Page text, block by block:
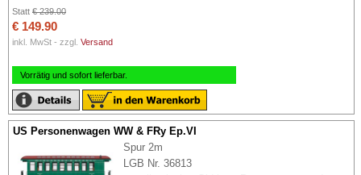
Statt € 239.00
€ 149.90
inkl. MwSt - zzgl. Versand
Vorrätig und sofort lieferbar.
US Personenwagen WW & FRy Ep.VI
Spur 2m
LGB Nr. 36813